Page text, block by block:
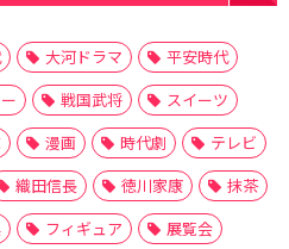
大河ドラマ
平安時代
戦国武将
スイーツ
漫画 時代劇
テレビ
織田信長 徳川家康
抹茶
フィギュア
展覧会